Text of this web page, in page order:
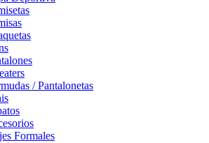
/ Pantalonetas
Formales